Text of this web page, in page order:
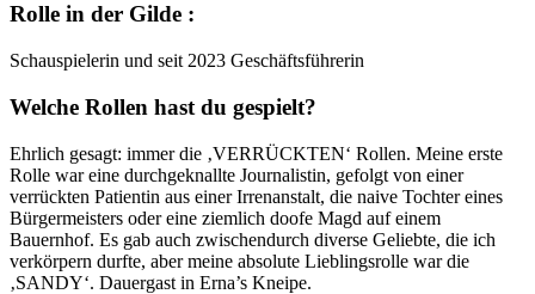
Rolle in der Gilde :
Schauspielerin und seit 2023 Geschäftsführerin
Welche Rollen hast du gespielt?
Ehrlich gesagt: immer die ‚VERRÜCKTEN‘ Rollen. Meine erste
Rolle war eine durchgeknallte Journalistin, gefolgt von einer
verrückten Patientin aus einer Irrenanstalt, die naive Tochter eines
Bürgermeisters oder eine ziemlich doofe Magd auf einem
Bauernhof. Es gab auch zwischendurch diverse Geliebte, die ich
verkörpern durfte, aber meine absolute Lieblingsrolle war die
‚SANDY‘. Dauergast in Erna’s Kneipe.